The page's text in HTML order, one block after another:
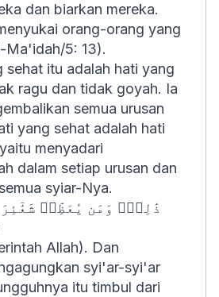
dan biarkan mereka.
orang-orang yang
Ma'idah/5: 13).
sehat itu adalah hati yang
ragu dan tidak goyah. Ia
semua urusan
yang sehat adalah hati
menyadari
dalam setiap urusan dan
syiar-Nya.
ذَٰلِكَۖ وَمَن يُعَظِّمۡ شَعَٰٓئِرَ
Allah). Dan
syi'ar-syi'ar
itu timbul dari